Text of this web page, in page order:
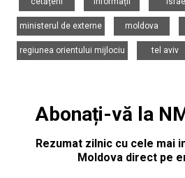
ministerul de externe
moldova
regiunea orientului mijlociu
tel aviv
Abonați-vă la
Rezumat zilnic cu cele mai
Moldova direct pe